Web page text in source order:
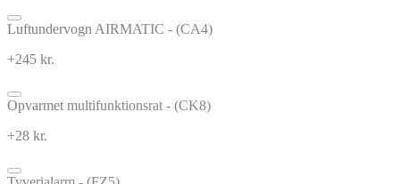
Luftundervogn AIRMATIC - (CA4)
+245 kr.
Opvarmet multifunktionsrat - (CK8)
+28 kr.